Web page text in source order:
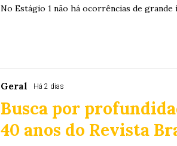
No Estágio 1 não há ocorrências de grande
Geral Há 2 dias
Busca por
40 anos do Revista